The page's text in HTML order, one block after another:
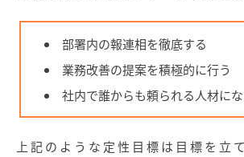
部署内の報連相を徹底する
業務改善の提案を積極的に行う
社内で誰からも頼られる人材に
上記のような定性目標は目標を立